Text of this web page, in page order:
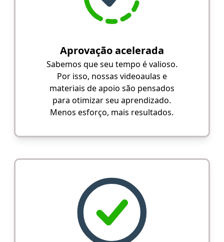
Aprovação acelerada
Sabemos que seu tempo é valioso.
Por isso, nossas videoaulas e
materiais de apoio são pensados
para otimizar seu aprendizado.
Menos esforço, mais resultados.